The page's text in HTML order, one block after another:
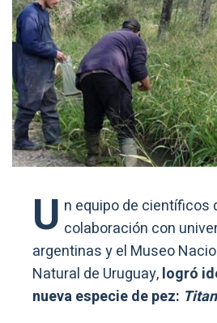
U n equipo de científicos
colaboración con
argentinas y el Museo
Natural de Uruguay,logró
nueva especie de pez: